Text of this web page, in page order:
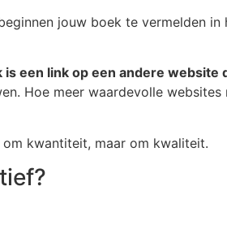
jouw boek te vermelden
is een link op een andere
Hoe meer waardevolle
kwantiteit, maar om kwaliteit.